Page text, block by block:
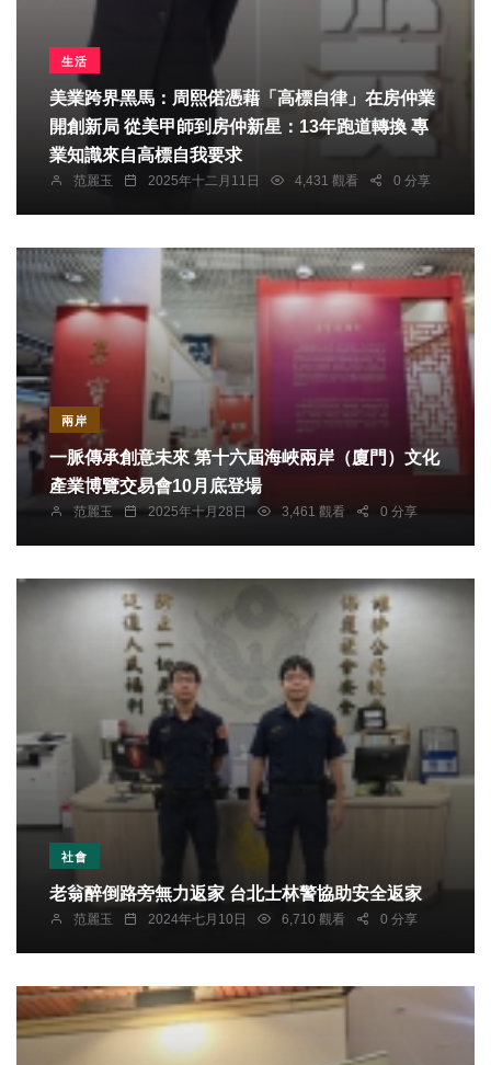
生活
美業跨界黑馬：周熙偌憑藉「高標自律」在房仲業
開創新局 從美甲師到房仲新星：13年跑道轉換 專
業知識來自高標自我要求
范麗玉 2025年十二月11日 4,431 觀看 0 分享
兩岸
一脈傳承創意未來 第十六屆海峽兩岸（廈門）文化
產業博覽交易會10月底登場
范麗玉 2025年十月28日 3,461 觀看 0 分享
社會
老翁醉倒路旁無力返家 台北士林警協助安全返家
范麗玉 2024年七月10日 6,710 觀看 0 分享